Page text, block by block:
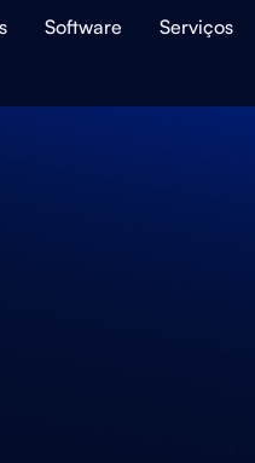
Software Serviços